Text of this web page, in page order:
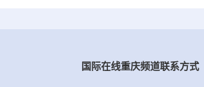
国际在线重庆频道联系方